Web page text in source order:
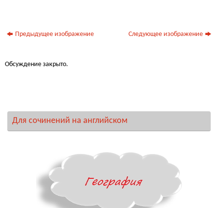
Предыдущее изображение Следующее изображение
Обсуждение закрыто.
Для сочинений на английском